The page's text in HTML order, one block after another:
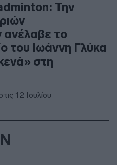
Την
το
του Ιωάννη Γλύκα
στη
12 Ιουλίου